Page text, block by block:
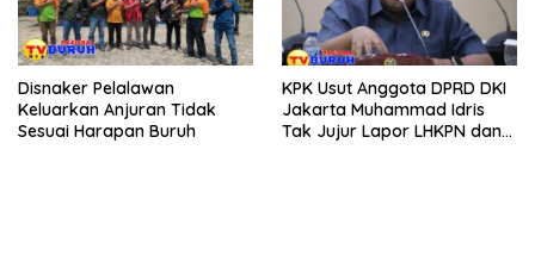
Disnaker Pelalawan
Keluarkan Anjuran Tidak
Sesuai Harapan Buruh
KPK Usut Anggota DPRD DKI
Jakarta Muhammad Idris
Tak Jujur Lapor LHKPN dan